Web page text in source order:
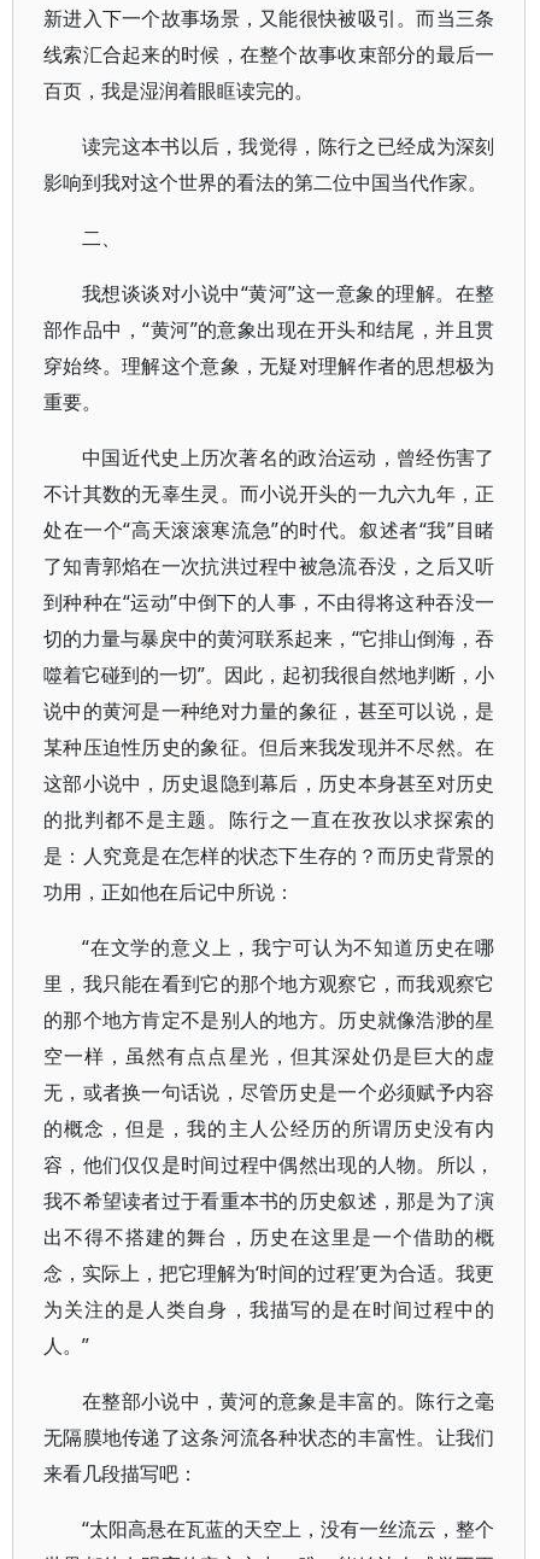
新进入下一个故事场景，又能很快被吸引。而当三条
线索汇合起来的时候，在整个故事收束部分的最后一
百页，我是湿润着眼眶读完的。
读完这本书以后，我觉得，陈行之已经成为深刻
影响到我对这个世界的看法的第二位中国当代作家。
二、
我想谈谈对小说中“黄河”这一意象的理解。在整
部作品中，“黄河”的意象出现在开头和结尾，并且贯
穿始终。理解这个意象，无疑对理解作者的思想极为
重要。
中国近代史上历次著名的政治运动，曾经伤害了
不计其数的无辜生灵。而小说开头的一九六九年，正
处在一个“高天滚滚寒流急”的时代。叙述者“我”目睹
了知青郭焰在一次抗洪过程中被急流吞没，之后又听
到种种在“运动”中倒下的人事，不由得将这种吞没一
切的力量与暴戾中的黄河联系起来，“它排山倒海，吞
噬着它碰到的一切”。因此，起初我很自然地判断，小
说中的黄河是一种绝对力量的象征，甚至可以说，是
某种压迫性历史的象征。但后来我发现并不尽然。在
这部小说中，历史退隐到幕后，历史本身甚至对历史
的批判都不是主题。陈行之一直在孜孜以求探索的
是：人究竟是在怎样的状态下生存的？而历史背景的
功用，正如他在后记中所说：
“在文学的意义上，我宁可认为不知道历史在哪
里，我只能在看到它的那个地方观察它，而我观察它
的那个地方肯定不是别人的地方。历史就像浩渺的星
空一样，虽然有点点星光，但其深处仍是巨大的虚
无，或者换一句话说，尽管历史是一个必须赋予内容
的概念，但是，我的主人公经历的所谓历史没有内
容，他们仅仅是时间过程中偶然出现的人物。所以，
我不希望读者过于看重本书的历史叙述，那是为了演
出不得不搭建的舞台，历史在这里是一个借助的概
念，实际上，把它理解为‘时间的过程’更为合适。我更
为关注的是人类自身，我描写的是在时间过程中的
人。”
在整部小说中，黄河的意象是丰富的。陈行之毫
无隔膜地传递了这条河流各种状态的丰富性。让我们
来看几段描写吧：
“太阳高悬在瓦蓝的天空上，没有一丝流云，整个